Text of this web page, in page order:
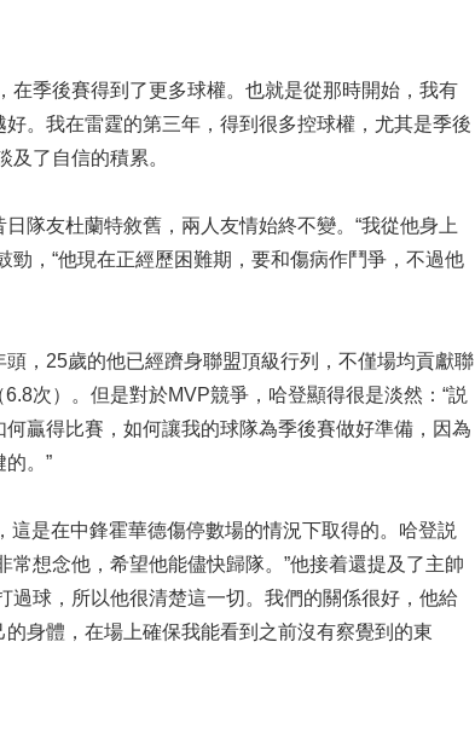
季後賽得到了更多球權。也就是從那時開始，我有
。我在雷霆的第三年，得到很多控球權，尤其是季後
及了自信的積累。
友杜蘭特敘舊，兩人友情始終不變。“我從他身上
勁，“他現在正經歷困難期，要和傷病作鬥爭，不過他
25歲的他已經躋身聯盟頂級行列，不僅場均貢獻聯
次）。但是對於MVP競爭，哈登顯得很是淡然：“説
贏得比賽，如何讓我的球隊為季後賽做好準備，因為
。”
在中鋒霍華德傷停數場的情況下取得的。哈登説
常想念他，希望他能儘快歸隊。”他接着還提及了主帥
過球，所以他很清楚這一切。我們的關係很好，他給
身體，在場上確保我能看到之前沒有察覺到的東